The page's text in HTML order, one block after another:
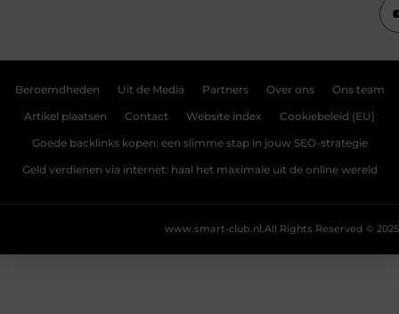
Beroemdheden Uit de Media Partners Over ons Ons team
Artikel plaatsen Contact Website index Cookiebeleid (EU)
Goede backlinks kopen: een slimme stap in jouw SEO-strategie
Geld verdienen via internet: haal het maximale uit de online wereld
All Rights Reserved © 2025
www.smart-club.nl.